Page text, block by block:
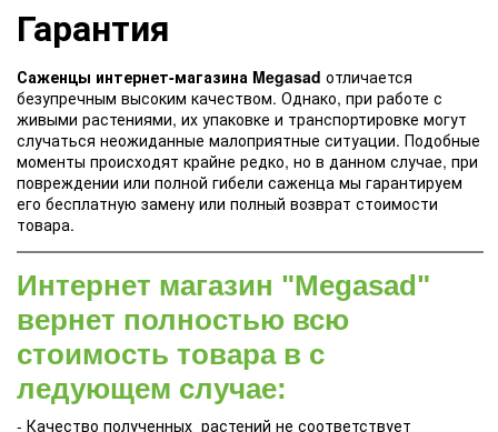
Гарантия
Саженцы интернет-магазина Megasad отличается
безупречным высоким качеством. Однако, при работе с
живыми растениями, их упаковке и транспортировке могут
случаться неожиданные малоприятные ситуации. Подобные
моменты происходят крайне редко, но в данном случае, при
повреждении или полной гибели саженца мы гарантируем
его бесплатную замену или полный возврат стоимости
товара.
Интернет магазин "Megasad"
вернет полностью всю
стоимость товара в с
ледующем случае:
- Качество полученных растений не соответствует